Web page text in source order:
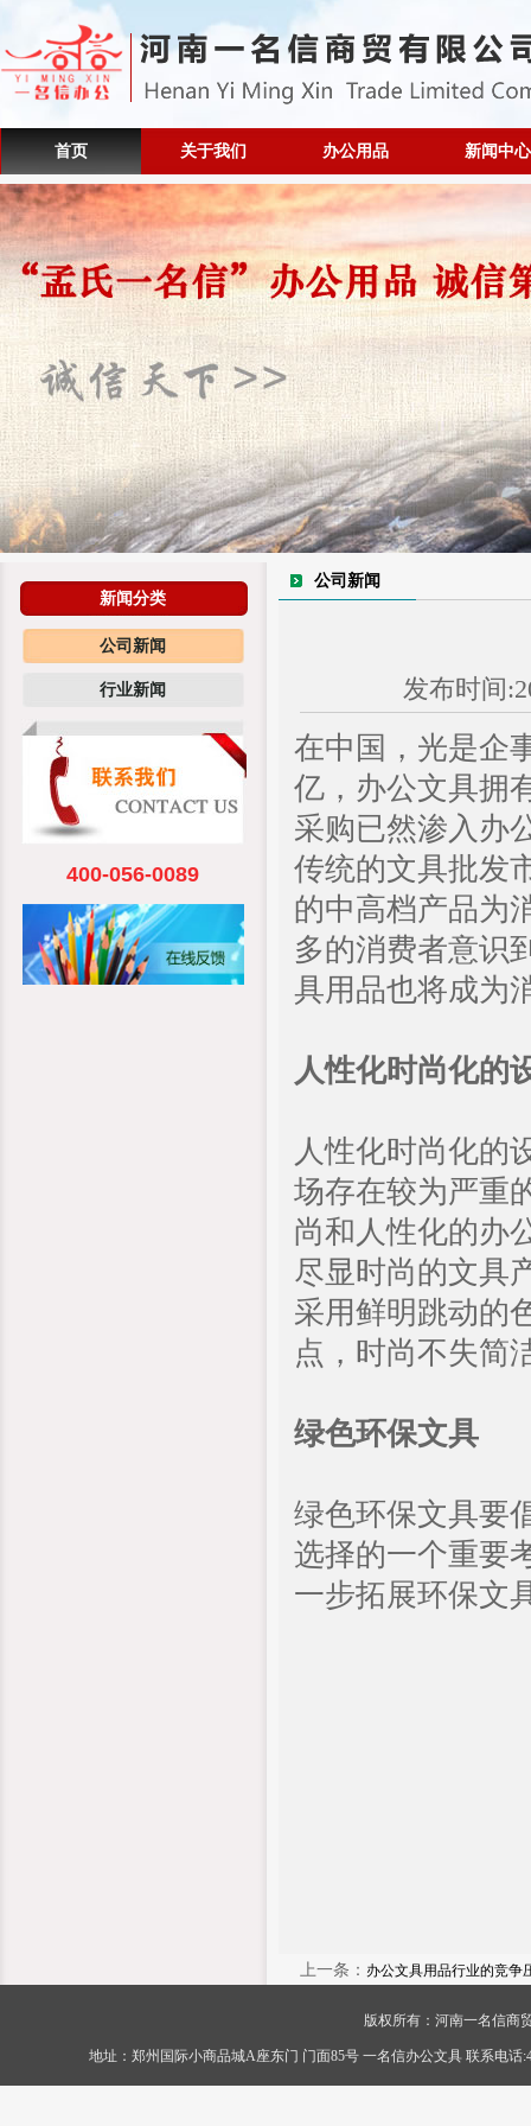
首页 关于我们 办公用品 新闻中心
新闻分类
公司新闻
行业新闻
400-056-0089
公司新闻
发布时间
在中国，光是企
亿，办公文具拥
采购已然渗入办
传统的文具批发
的中高档产品为
多的消费者意识
具用品也将成为
人性化时尚化的
人性化时尚化的
场存在较为严重
尚和人性化的办
尽显时尚的文具
采用鲜明跳动的
点，时尚不失简
绿色环保文具
绿色环保文具要
选择的一个重要
一步拓展环保文
上一条： 办公文具用品行业的竞争
版权所有：河南一名信商
地址：郑州国际小商品城A座东门 门面85号 一名信办公文具 联系电话